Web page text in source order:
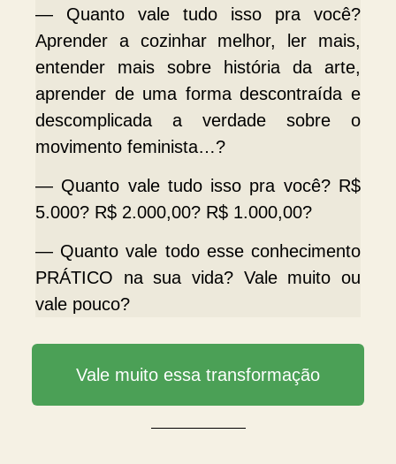
— Quanto vale tudo isso pra você?
Aprender a cozinhar melhor, ler mais,
entender mais sobre história da arte,
aprender de uma forma descontraída e
descomplicada a verdade sobre o
movimento feminista…?
— Quanto vale tudo isso pra você? R$
5.000? R$ 2.000,00? R$ 1.000,00?
— Quanto vale todo esse conhecimento
PRÁTICO na sua vida? Vale muito ou
vale pouco?
Vale muito essa transformação